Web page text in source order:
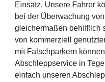
Einsatz. Unsere Fahrer
bei der Überwachung
gleichermaßen behilflich
von kommerziell
mit Falschparkern
Abschleppservice in
einfach unseren